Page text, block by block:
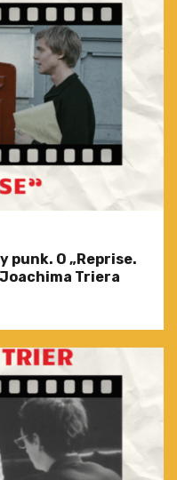
punk. O „Reprise.
Triera